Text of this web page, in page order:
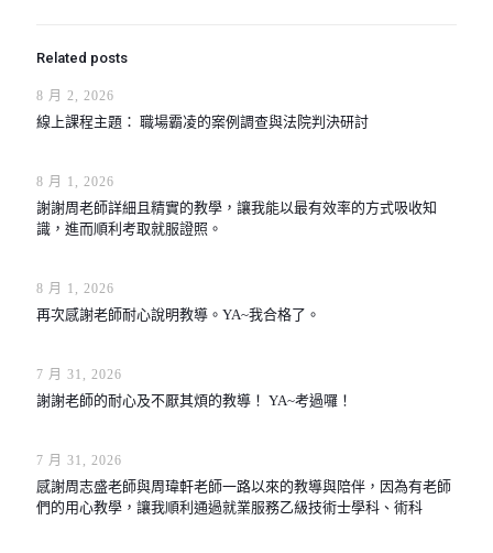
Related posts
8 月 2, 2026
線上課程主題： 職場霸凌的案例調查與法院判決研討
8 月 1, 2026
謝謝周老師詳細且精實的教學，讓我能以最有效率的方式吸收知
識，進而順利考取就服證照。
8 月 1, 2026
再次感謝老師耐心說明教導。YA~我合格了。
7 月 31, 2026
謝謝老師的耐心及不厭其煩的教導！ YA~考過囉！
7 月 31, 2026
感謝周志盛老師與周瑋軒老師一路以來的教導與陪伴，因為有老師
們的用心教學，讓我順利通過就業服務乙級技術士學科、術科